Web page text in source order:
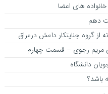
های اعضا
دهم
گروه جنایتکار داعش درعراق
دانشگاه
باشد؟